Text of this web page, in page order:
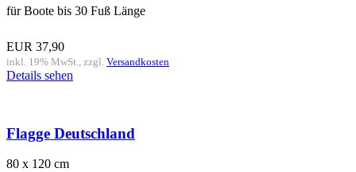
für Boote bis 30 Fuß Länge
EUR 37,90
inkl. 19% MwSt., zzgl. Versandkosten
Details sehen
Flagge Deutschland
80 x 120 cm